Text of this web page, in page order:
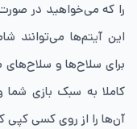
را که می‌خواهید در
این آیتم‌ها می‌توانند
برای سلاح‌ها و سلاح‌های
کاملا به سبک بازی شما
آن‌ها را از روی کسی کپی